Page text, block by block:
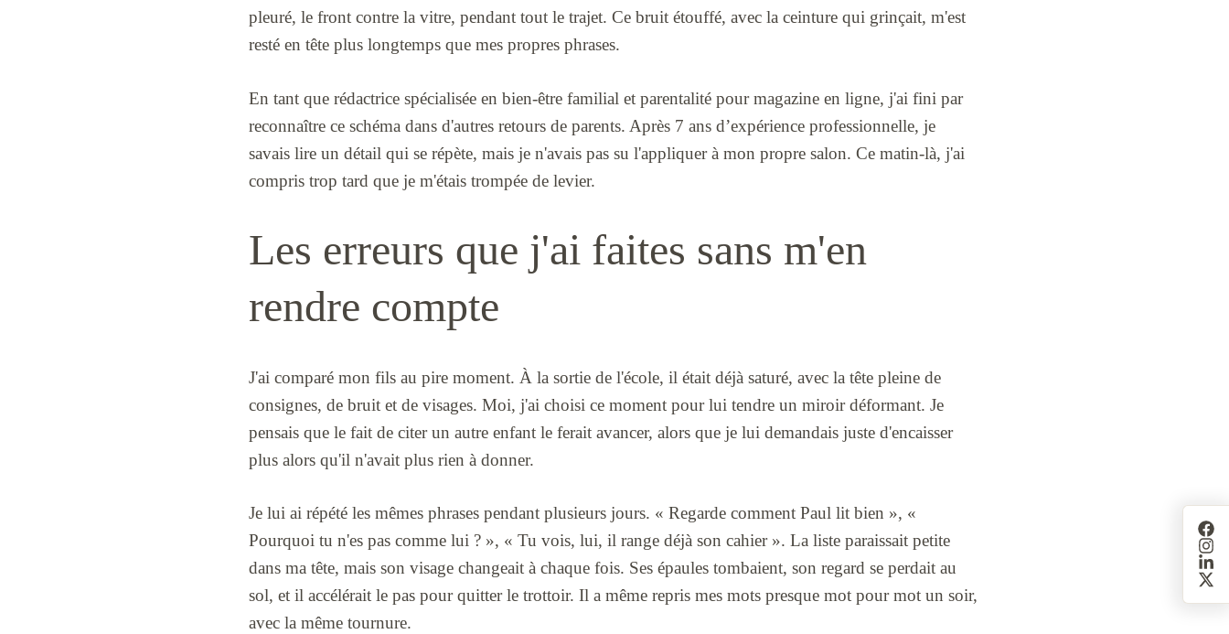
pleuré, le front contre la vitre, pendant tout le trajet. Ce bruit étouffé, avec la ceinture qui grinçait, m'est
resté en tête plus longtemps que mes propres phrases.
En tant que rédactrice spécialisée en bien-être familial et parentalité pour magazine en ligne, j'ai fini par
reconnaître ce schéma dans d'autres retours de parents. Après 7 ans d’expérience professionnelle, je
savais lire un détail qui se répète, mais je n'avais pas su l'appliquer à mon propre salon. Ce matin-là, j'ai
compris trop tard que je m'étais trompée de levier.
Les erreurs que j'ai faites sans m'en
rendre compte
J'ai comparé mon fils au pire moment. À la sortie de l'école, il était déjà saturé, avec la tête pleine de
consignes, de bruit et de visages. Moi, j'ai choisi ce moment pour lui tendre un miroir déformant. Je
pensais que le fait de citer un autre enfant le ferait avancer, alors que je lui demandais juste d'encaisser
plus alors qu'il n'avait plus rien à donner.
Je lui ai répété les mêmes phrases pendant plusieurs jours. « Regarde comment Paul lit bien », «
Pourquoi tu n'es pas comme lui ? », « Tu vois, lui, il range déjà son cahier ». La liste paraissait petite
dans ma tête, mais son visage changeait à chaque fois. Ses épaules tombaient, son regard se perdait au
sol, et il accélérait le pas pour quitter le trottoir. Il a même repris mes mots presque mot pour mot un soir,
avec la même tournure.